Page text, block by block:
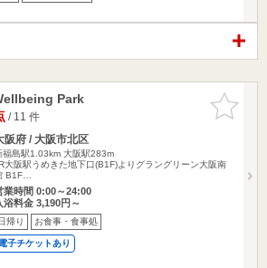
お気に入
りに追加
Park
/ 11 件
阪府 / 大阪市北区
福島駅1.03km 大阪駅283m
大阪駅うめきた地下口(B1F)よりグラングリーン大阪南
B1F…
業時間 0:00～24:00
浴料金 3,190円～
帰り お食事・食事処
電子チケットあり